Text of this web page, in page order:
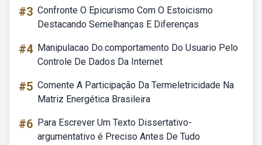
#3 Confronte O Epicurismo Com O Estoicismo
Destacando Semelhanças E Diferenças
#4 Manipulacao Do.comportamento Do Usuario Pelo
Controle De Dados Da Internet
#5 Comente A Participação Da Termeletricidade Na
Matriz Energética Brasileira
#6 Para Escrever Um Texto Dissertativo-
argumentativo é Preciso Antes De Tudo